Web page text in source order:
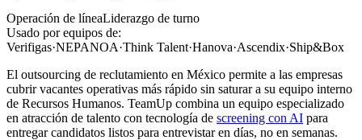
Operación de líneaLiderazgo de turno
Usado por equipos de:
Verifigas·NEPANOA·Think Talent·Hanova·Ascendix·Ship&Box
El outsourcing de reclutamiento en México permite a las empresas
cubrir vacantes operativas más rápido sin saturar a su equipo interno
de Recursos Humanos. TeamUp combina un equipo especializado
en atracción de talento con tecnología de screening con AI para
entregar candidatos listos para entrevistar en días, no en semanas.